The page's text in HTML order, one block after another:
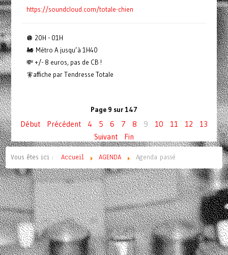
https://soundcloud.com/totale-chien
🪩 20H - 01H
🚂 Métro A jusqu’à 1H40
💸 +/- 8 euros, pas de CB !
🧚affiche par Tendresse Totale
Page 9 sur 147
Début Précédent 4 5 6 7 8 9 10 11 12
13
Suivant
Fin
Vous êtes ici : Accueil AGENDA Agenda passé